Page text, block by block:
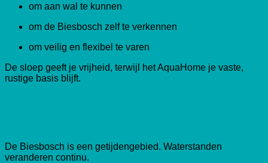
om aan wal te kunnen
om de Biesbosch zelf te verkennen
om veilig en flexibel te varen
De sloep geeft je vrijheid, terwijl het AquaHome je vaste,
rustige basis blijft.
De Biesbosch is een getijdengebied. Waterstanden
veranderen continu.